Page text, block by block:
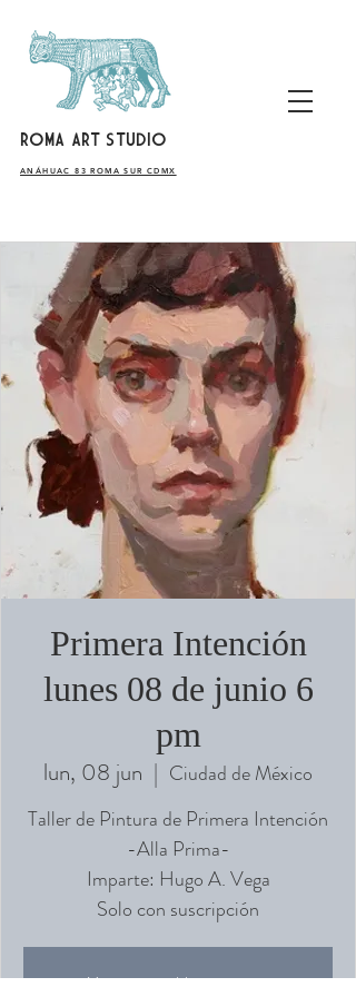
ROMA ART STUDIO
​ANÁHUAC 83 ROMA SUR CDMX
Primera Intención
lunes 08 de junio 6
pm
lun, 08 jun
  |
Ciudad de México
Taller de Pintura de Primera Intención
-Alla Prima-
Imparte: Hugo A. Vega
Solo con suscripción
Ya no es posible registrarse